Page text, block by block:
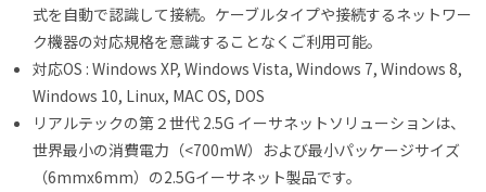
式を自動で認識して接続。ケーブルタイプや接続するネットワー
ク機器の対応規格を意識することなくご利用可能。
対応OS : Windows XP, Windows Vista, Windows 7, Windows 8,
Windows 10, Linux, MAC OS, DOS
リアルテックの第２世代 2.5G イーサネットソリューションは、
世界最小の消費電力（<700mW）および最小パッケージサイズ
（6mmx6mm）の2.5Gイーサネット製品です。